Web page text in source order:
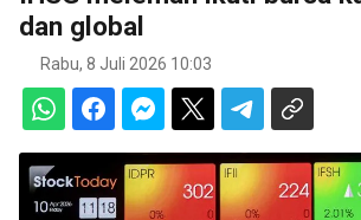
dan global
Rabu, 8 Juli 2026 10:03